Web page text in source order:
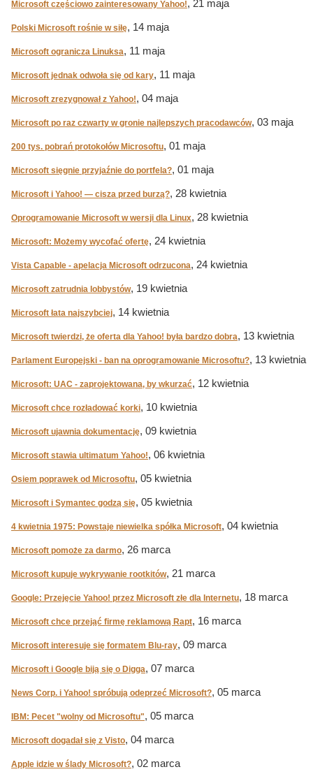
Microsoft częściowo zainteresowany Yahoo!, 21 maja
Polski Microsoft rośnie w siłę, 14 maja
Microsoft ogranicza Linuksa, 11 maja
Microsoft jednak odwoła się od kary, 11 maja
Microsoft zrezygnował z Yahoo!, 04 maja
Microsoft po raz czwarty w gronie najlepszych pracodawców, 03 maja
200 tys. pobrań protokołów Microsoftu, 01 maja
Microsoft sięgnie przyjaźnie do portfela?, 01 maja
Microsoft i Yahoo! — cisza przed burzą?, 28 kwietnia
Oprogramowanie Microsoft w wersji dla Linux, 28 kwietnia
Microsoft: Możemy wycofać ofertę, 24 kwietnia
Vista Capable - apelacja Microsoft odrzucona, 24 kwietnia
Microsoft zatrudnia lobbystów, 19 kwietnia
Microsoft łata najszybciej, 14 kwietnia
Microsoft twierdzi, że oferta dla Yahoo! była bardzo dobra, 13 kwietnia
Parlament Europejski - ban na oprogramowanie Microsoftu?, 13 kwietnia
Microsoft: UAC - zaprojektowana, by wkurzać, 12 kwietnia
Microsoft chce rozładować korki, 10 kwietnia
Microsoft ujawnia dokumentację, 09 kwietnia
Microsoft stawia ultimatum Yahoo!, 06 kwietnia
Osiem poprawek od Microsoftu, 05 kwietnia
Microsoft i Symantec godzą się, 05 kwietnia
4 kwietnia 1975: Powstaje niewielka spółka Microsoft, 04 kwietnia
Microsoft pomoże za darmo, 26 marca
Microsoft kupuje wykrywanie rootkitów, 21 marca
Google: Przejęcie Yahoo! przez Microsoft złe dla Internetu, 18 marca
Microsoft chce przejąć firmę reklamową Rapt, 16 marca
Microsoft interesuje się formatem Blu-ray, 09 marca
Microsoft i Google biją się o Digga, 07 marca
News Corp. i Yahoo! spróbują odeprzeć Microsoft?, 05 marca
IBM: Pecet "wolny od Microsoftu", 05 marca
Microsoft dogadał się z Visto, 04 marca
Apple idzie w ślady Microsoft?, 02 marca